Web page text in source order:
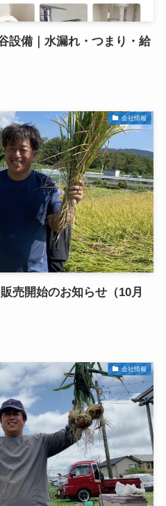
設備｜水漏れ・つまり・給
会社情報
売開始のお知らせ（10月
会社情報